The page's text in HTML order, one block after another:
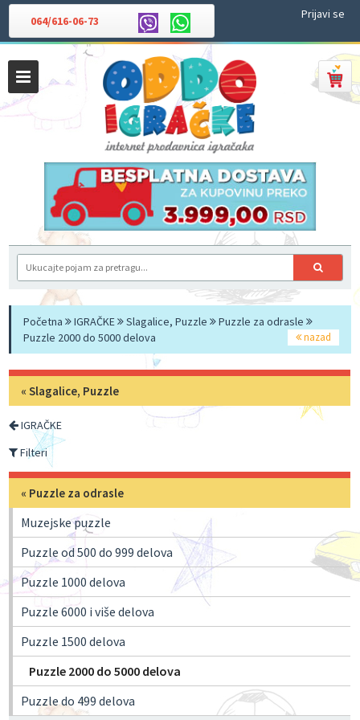
064/616-06-73 Prijavi se
Početna IGRAČKE Slagalice, Puzzle
Puzzle za odrasle
Puzzle 2000 do 5000 delova
nazad
«Slagalice, Puzzle
IGRAČKE
Filteri
« Puzzle za odrasle
Muzejske puzzle
Puzzle od 500 do 999 delova
Puzzle 1000 delova
Puzzle 6000 i više delova
Puzzle 1500 delova
Puzzle 2000 do 5000 delova
Puzzle do 499 delova